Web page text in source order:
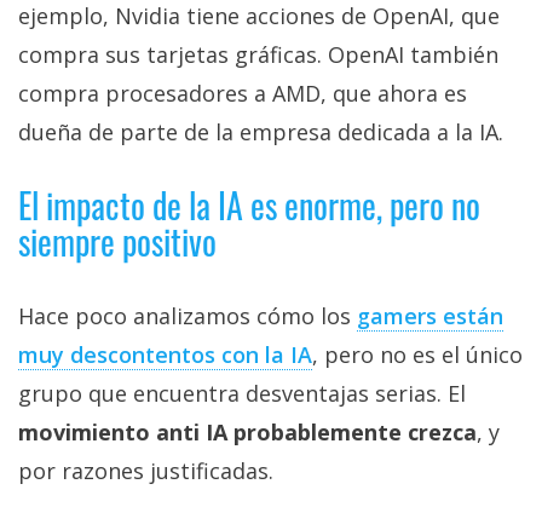
ejemplo, Nvidia tiene acciones de OpenAI, que
compra sus tarjetas gráficas. OpenAI también
compra procesadores a AMD, que ahora es
dueña de parte de la empresa dedicada a la IA.
El impacto de la IA es enorme, pero no
siempre positivo
Hace poco analizamos cómo los gamers están
muy descontentos con la IA‎, pero no es el único
grupo que encuentra desventajas serias. El
movimiento anti IA probablemente crezca, y
por razones justificadas.